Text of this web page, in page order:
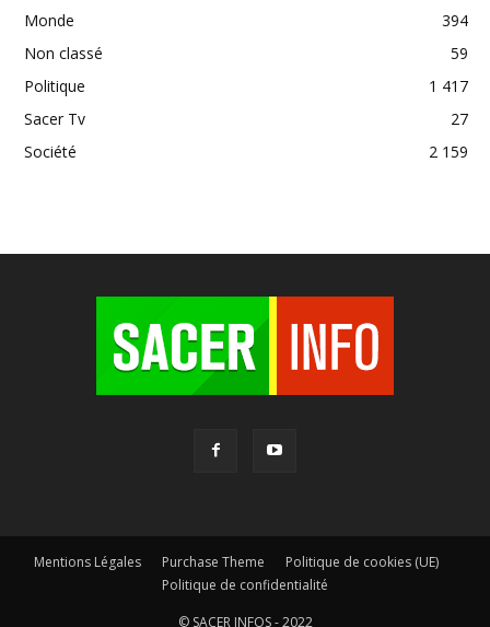
Monde
394
Non classé
59
Politique
1 417
Sacer Tv
27
Société
2 159
Mentions Légales Purchase Theme
Politique de cookies (UE)
Politique de confidentialité
© SACER INFOS - 2022